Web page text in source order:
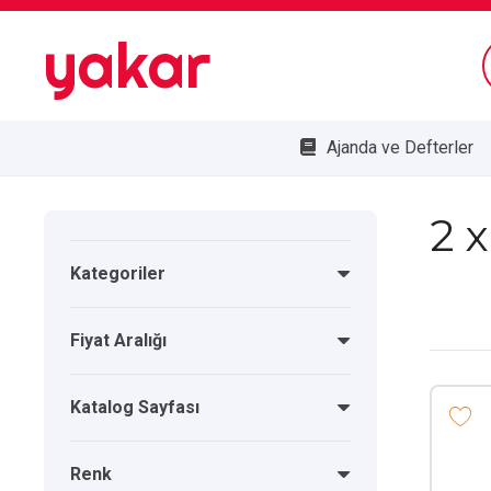
yakar
Ajanda ve Defterler
Kategoriler
Fiyat Aralığı
Katalog Sayfası
Renk
2